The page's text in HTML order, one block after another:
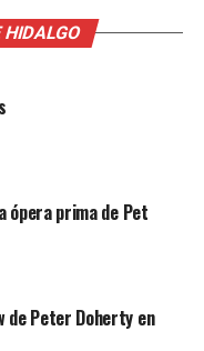
HIDALGO
ópera prima de Pet
de Peter Doherty en